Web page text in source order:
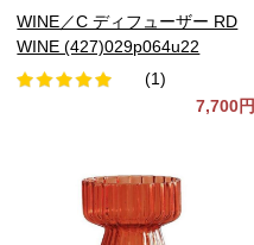
WINE／C ディフューザー RD
WINE (427)029p064u22
(1)
7,700円